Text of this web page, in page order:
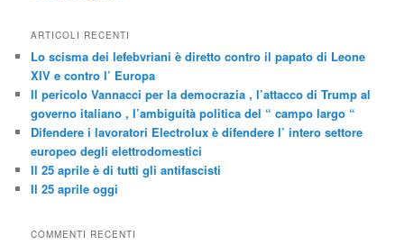
ARTICOLI RECENTI
Lo scisma dei lefebvriani è diretto contro il papato di Leone
XIV e contro l’ Europa
Il pericolo Vannacci per la democrazia , l’attacco di Trump al
governo italiano , l’ambiguità politica del “ campo largo “
Difendere i lavoratori Electrolux è difendere l’ intero settore
europeo degli elettrodomestici
Il 25 aprile è di tutti gli antifascisti
Il 25 aprile oggi
COMMENTI RECENTI